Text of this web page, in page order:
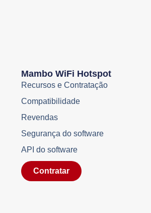
Mambo WiFi Hotspot
Recursos e Contratação
Compatibilidade
Revendas
Segurança do software
API do software
Contratar